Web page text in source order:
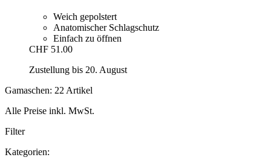
Weich gepolstert
Anatomischer Schlagschutz
Einfach zu öffnen
CHF 51.00
Zustellung bis 20. August
Gamaschen: 22 Artikel
Alle Preise inkl. MwSt.
Filter
Kategorien: